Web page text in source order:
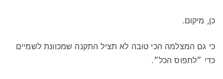
כן, מיקום.
כי גם המצלמה הכי טובה לא תציל התקנה שמכוונת לשמיים
כדי ״לתפוס הכל״.